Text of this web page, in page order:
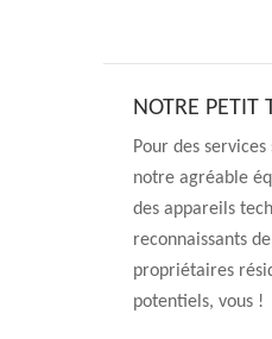
NOTRE PETIT
Pour des
notre agréable
des appareils
reconnaissants
propriétaires
potentiels, vous !